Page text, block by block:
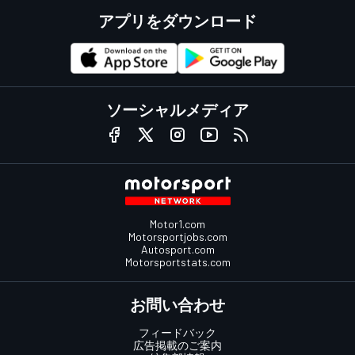
アプリをダウンロード
ソーシャルメディア
Motor1.com
Motorsportjobs.com
Autosport.com
Motorsportstats.com
お問い合わせ
フィードバック
広告掲載のご案内